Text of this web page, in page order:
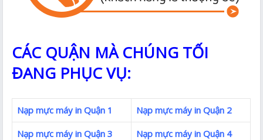
CÁC QUẬN MÀ CHÚNG TỐI
ĐANG PHỤC VỤ:
Nạp mực máy in Quận 1
Nạp mực máy in Quận 2
Nạp mực máy in Quận 3
Nạp mực máy in Quận 4